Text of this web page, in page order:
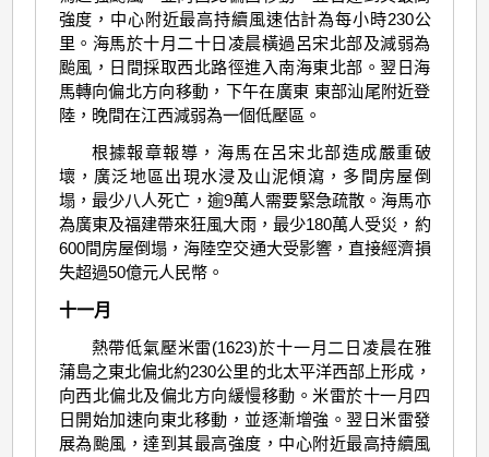
強度，中心附近最高持續風速估計為每小時230公
里。海馬於十月二十日凌晨橫過呂宋北部及減弱為
颱風，日間採取西北路徑進入南海東北部。翌日海
馬轉向偏北方向移動，下午在廣東 東部汕尾附近登
陸，晚間在江西減弱為一個低壓區。
根據報章報導，海馬在呂宋北部造成嚴重破
壞，廣泛地區出現水浸及山泥傾瀉，多間房屋倒
塌，最少八人死亡，逾9萬人需要緊急疏散。海馬亦
為廣東及福建帶來狂風大雨，最少180萬人受災，約
600間房屋倒塌，海陸空交通大受影響，直接經濟損
失超過50億元人民幣。
十一月
熱帶低氣壓米雷(1623)於十一月二日凌晨在雅
蒲島之東北偏北約230公里的北太平洋西部上形成，
向西北偏北及偏北方向緩慢移動。米雷於十一月四
日開始加速向東北移動，並逐漸增強。翌日米雷發
展為颱風，達到其最高強度，中心附近最高持續風